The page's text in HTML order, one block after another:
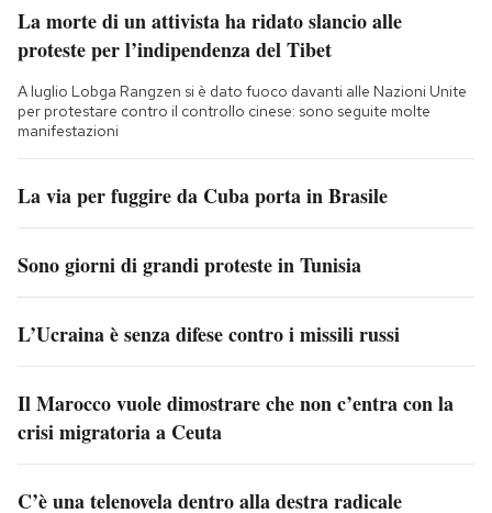
La morte di un attivista ha ridato slancio alle
proteste per l’indipendenza del Tibet
A luglio Lobga Rangzen si è dato fuoco davanti alle Nazioni Unite
per protestare contro il controllo cinese: sono seguite molte
manifestazioni
La via per fuggire da Cuba porta in Brasile
Sono giorni di grandi proteste in Tunisia
L’Ucraina è senza difese contro i missili russi
Il Marocco vuole dimostrare che non c’entra con la
crisi migratoria a Ceuta
C’è una telenovela dentro alla destra radicale